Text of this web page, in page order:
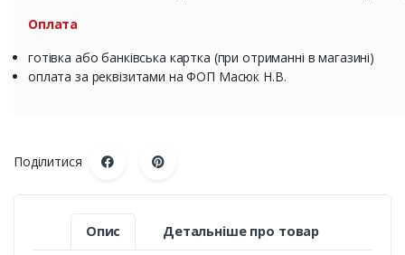
Оплата
готівка або банківська картка (при отриманні в магазині)
оплата за реквізитами на ФОП Масюк Н.В.
Поділитися
Опис Детальніше про товар